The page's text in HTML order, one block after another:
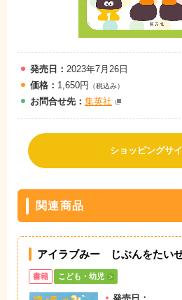
発売日： 2023年7月26日
価格： 1,650円 （税込み）
お問合せ先： 集英社
ショッピングサ
関連商品
アイラブみー じぶんをたい
書籍 こども・幼児